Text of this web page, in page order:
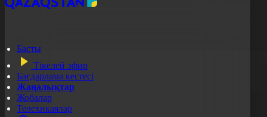
Басты
Тікелей эфир
Бағдарлама кестесі
Жаңалықтар
Жобалар
Телехикаялар